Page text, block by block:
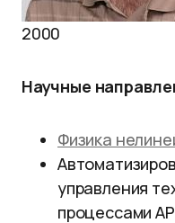
2000
Научные
Физика
управления
процессами